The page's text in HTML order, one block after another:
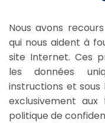
Nous avons
qui nous aident à
site Internet. Ces
les données
instructions et sous
exclusivement
politique de